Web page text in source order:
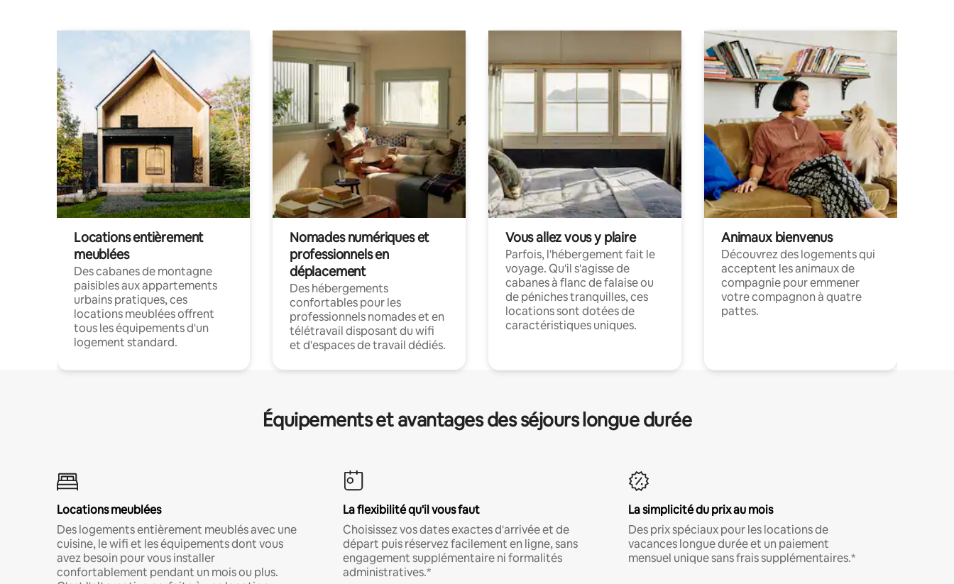
Locations entièrement
meublées
Des cabanes de montagne
paisibles aux appartements
urbains pratiques, ces
locations meublées offrent
tous les équipements d'un
logement standard.
Nomades numériques et
professionnels en
déplacement
Des hébergements
confortables pour les
professionnels nomades et en
télétravail disposant du wifi
et d'espaces de travail dédiés.
Vous allez vous y plaire
Parfois, l'hébergement fait le
voyage. Qu'il s'agisse de
cabanes à flanc de falaise ou
de péniches tranquilles, ces
locations sont dotées de
caractéristiques uniques.
Animaux bienvenus
Découvrez des logements qui
acceptent les animaux de
compagnie pour emmener
votre compagnon à quatre
pattes.
Équipements et avantages des séjours longue durée
Locations meublées
Des logements entièrement meublés avec une
cuisine, le wifi et les équipements dont vous
avez besoin pour vous installer
confortablement pendant un mois ou plus.
La flexibilité qu'il vous faut
Choisissez vos dates exactes d'arrivée et de
départ puis réservez facilement en ligne, sans
engagement supplémentaire ni formalités
administratives.*
La simplicité du prix au mois
Des prix spéciaux pour les locations de
vacances longue durée et un paiement
mensuel unique sans frais supplémentaires.*